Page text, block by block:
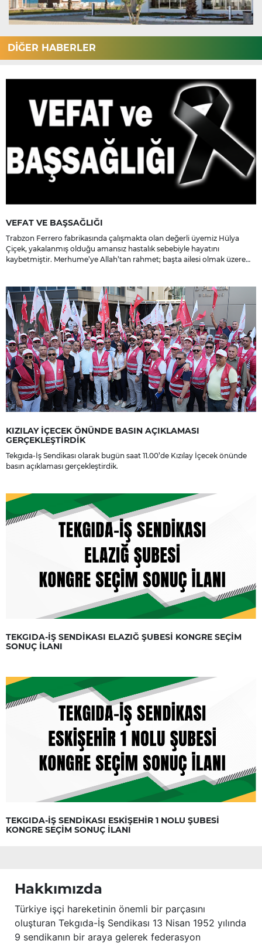
DİĞER HABERLER
VEFAT VE BAŞSAĞLIĞI
Trabzon Ferrero fabrikasında çalışmakta olan değerli üyemiz Hülya
Çiçek, yakalanmış olduğu amansız hastalık sebebiyle hayatını
kaybetmiştir. Merhume’ye Allah’tan rahmet; başta ailesi olmak üzere
KIZILAY İÇECEK ÖNÜNDE BASIN AÇIKLAMASI
GERÇEKLEŞTİRDİK
Tekgıda-İş Sendikası olarak bugün saat 11.00’de Kızılay İçecek önünde
basın açıklaması gerçekleştirdik.
TEKGIDA-İŞ SENDİKASI ELAZIĞ ŞUBESİ KONGRE SEÇİM
SONUÇ İLANI
TEKGIDA-İŞ SENDİKASI ESKİŞEHİR 1 NOLU ŞUBESİ
KONGRE SEÇİM SONUÇ İLANI
Hakkımızda
Türkiye işçi hareketinin önemli bir parçasını
oluşturan Tekgıda-İş Sendikası 13 Nisan 1952 yılında
9 sendikanın bir araya gelerek federasyon